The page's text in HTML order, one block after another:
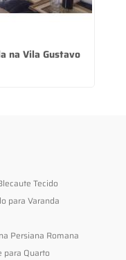
na Vila Gustavo
Tecido
para Varanda
Persiana Romana
para Quarto